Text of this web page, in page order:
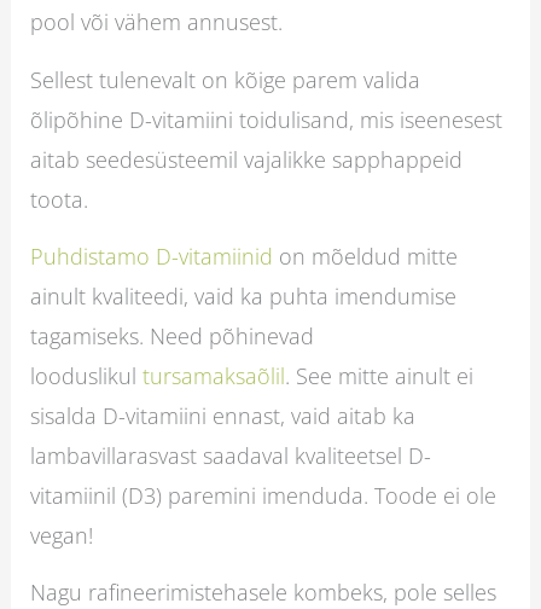
pool või vähem annusest.
Sellest tulenevalt on kõige parem valida
õlipõhine D-vitamiini toidulisand, mis iseenesest
aitab seedesüsteemil vajalikke sapphappeid
toota.
Puhdistamo D-vitamiinid on mõeldud mitte
ainult kvaliteedi, vaid ka puhta imendumise
tagamiseks. Need põhinevad
looduslikul tursamaksaõlil. See mitte ainult ei
sisalda D-vitamiini ennast, vaid aitab ka
lambavillarasvast saadaval kvaliteetsel D-
vitamiinil (D3) paremini imenduda. Toode ei ole
vegan!
Nagu rafineerimistehasele kombeks, pole selles